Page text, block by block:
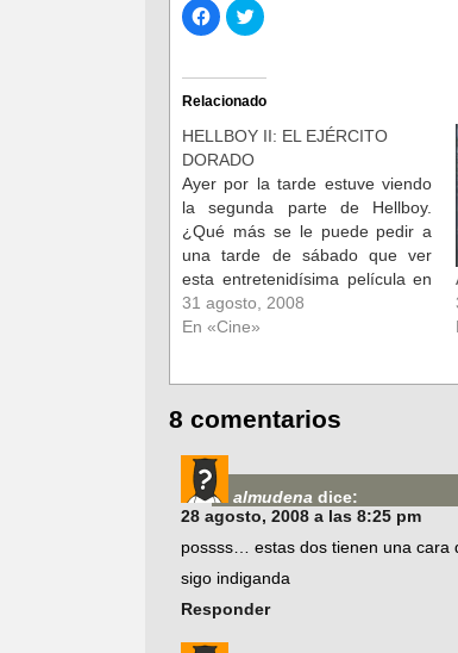
Haz
clic
para
Facebook
(Se
abre
en
una
ventana
nueva)
Haz
clic
Twitter
(Se
abre
en
una
Relacionado
HELLBOY II: EL EJÉRCITO
DORADO
Ayer por la tarde estuve viendo
la segunda parte de Hellboy.
¿Qué más se le puede pedir a
una tarde de sábado que ver
esta entretenidísima película en
la más agradable de las
compañías?. Yo nunca había
31 agosto, 2008
En «Cine»
8 comentarios
almudena dice:
28 agosto, 2008 a las 8:25 pm
possss… estas dos tienen una
sigo indiganda
Responder